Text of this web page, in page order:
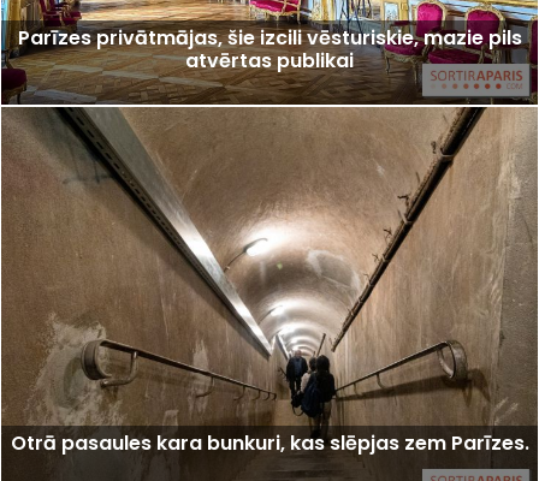
Parīzes privātmājas, šie izcili vēsturiskie, mazie pils
atvērtas publikai
Otrā pasaules kara bunkuri, kas slēpjas zem Parīzes.